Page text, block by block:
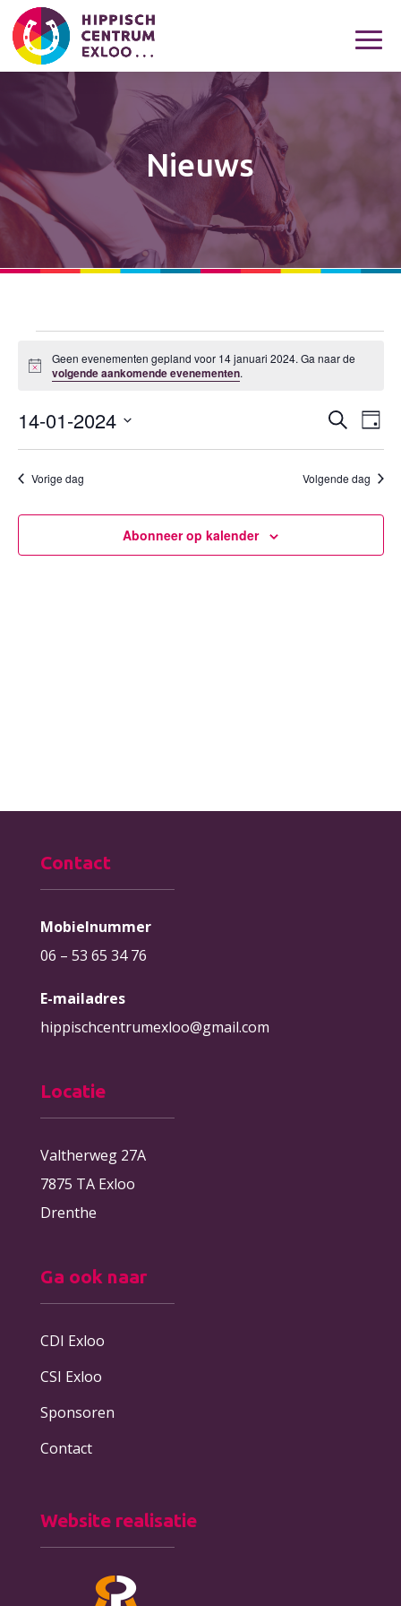
Nieuws
in
januari
Bericht
Geen evenementen gepland voor 14 januari 2024. Ga naar de
volgende aankomende evenementen.
navigatie
Zoeken
Dag
14-01-2024
Selecteer
eenVorige dag Volgende dag
Abonneer op kalender
Contact
Mobielnummer
06 – 53 65 34 76
E-mailadres
hippischcentrumexloo@gmail.com
Locatie
Valtherweg 27A
7875 TA Exloo
Drenthe
Ga ook naar
CDI Exloo
CSI Exloo
Sponsoren
Contact
Website realisatie